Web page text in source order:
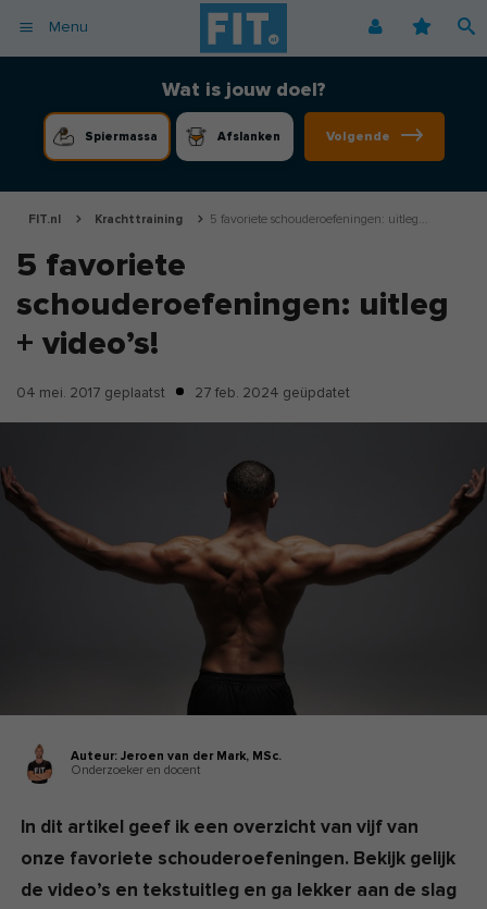
Menu
Cardio
Herstel
Mindset
Professionals
Spiermassa
Voeding
Voedingsschema
Fitnessschema
Begrippen
Podcast voor professionals
Vegetarische recepten
Vegan recepten
Koolhydraatarme recepten
Coaching
Vacatures
Adverteren
Wat is jouw doel?
Spiermassa Afslanken Volgende
FIT.nl Krachttraining 5 favoriete schouderoefeningen: uitleg...
Auteur: Jeroen van der Mark, MSc.
Onderzoeker en docent
04 mei. 2017 geplaatst 27 feb. 2024 geüpdatet
5 favoriete
schouderoefeningen: uitleg
+ video’s!
In dit artikel geef ik een overzicht van vijf van
onze favoriete schouderoefeningen. Bekijk gelijk
de video’s en tekstuitleg en ga lekker aan de slag